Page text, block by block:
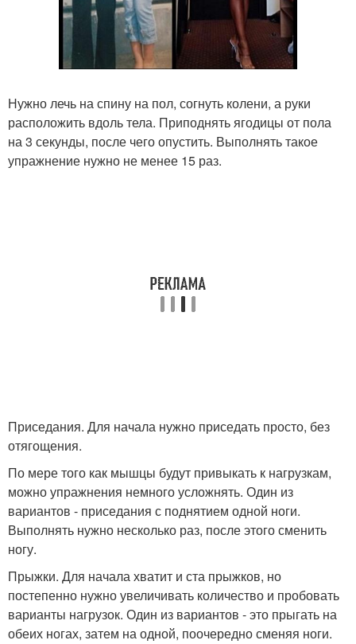
Нужно лечь на спину на пол, согнуть колени, а руки
расположить вдоль тела. Приподнять ягодицы от пола
на 3 секунды, после чего опустить. Выполнять такое
упражнение нужно не менее 15 раз.
Приседания. Для начала нужно приседать просто, без
отягощения.
По мере того как мышцы будут привыкать к нагрузкам,
можно упражнения немного усложнять. Один из
вариантов - приседания с поднятием одной ноги.
Выполнять нужно несколько раз, после этого сменить
ногу.
Прыжки. Для начала хватит и ста прыжков, но
постепенно нужно увеличивать количество и пробовать
варианты нагрузок. Один из вариантов - это прыгать на
обеих ногах, затем на одной, поочередно сменяя ноги.